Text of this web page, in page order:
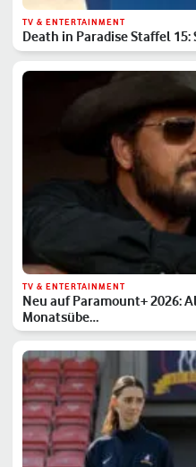
TV & ENTERTAINMENT
Death in Paradise Staffel
TV & ENTERTAINMENT
Neu auf Paramount+ 2026:
Monatsübe…